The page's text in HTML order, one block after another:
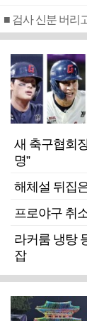
새 축구협회
명”
해체설 뒤집
프로야구 취
라커룸 냉탕
잡